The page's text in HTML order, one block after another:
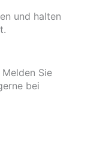
und halten
Sie
bei